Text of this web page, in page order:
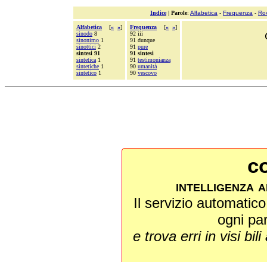
Indice| Parole: Alfabetica - Frequenza -
Alfabetica [« »]
sinodo 8
sinonimo 1
sinottici 2
sintesi 91
sintetica 1
sintetiche 1
sintetico 1
Frequenza [« »]
92 iii
91 dunque
91 pure
91 sintesi
91 testimonianza
90 umanità
90 vescovo
intelligenza
Il servizio
ogni
e trova erri in visi